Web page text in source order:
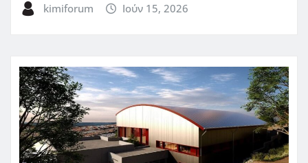
kimiforum Ιούν 15, 2026